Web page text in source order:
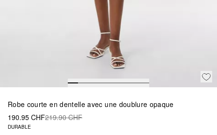
Robe courte en dentelle avec une doublure opaque
190.95 CHF219.90 CHF
DURABLE